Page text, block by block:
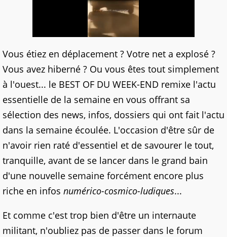
Vous étiez en déplacement ? Votre net a explosé ?
Vous avez hiberné ? Ou vous êtes tout simplement
à l'ouest... le BEST OF DU WEEK-END remixe l'actu
essentielle de la semaine en vous offrant sa
sélection des news, infos, dossiers qui ont fait l'actu
dans la semaine écoulée. L'occasion d'être sûr de
n'avoir rien raté d'essentiel et de savourer le tout,
tranquille, avant de se lancer dans le grand bain
d'une nouvelle semaine forcément encore plus
riche en infos numérico-cosmico-ludiques...
Et comme c'est trop bien d'être un internaute
militant, n'oubliez pas de passer dans le forum